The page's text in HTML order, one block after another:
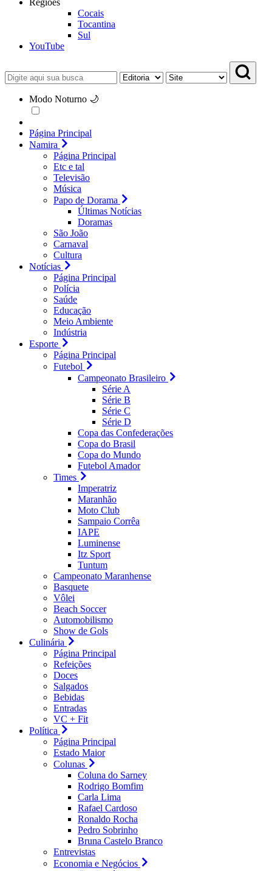
Cocais
Tocantina
Sul
YouTube
Modo Noturno 🌙
Página Principal
Namira
Página Principal
Etc e tal
Televisão
Música
Papo de Dorama
Últimas Notícias
Doramas
São João
Carnaval
Cultura
Notícias
Página Principal
Polícia
Saúde
Educação
Meio Ambiente
Indústria
Esporte
Página Principal
Futebol
Campeonato Brasileiro
Série A
Série B
Série C
Série D
Copa das Confederações
Copa do Brasil
Copa do Mundo
Futebol Amador
Times
Imperatriz
Maranhão
Moto Club
Sampaio Corrêa
IAPE
Luminense
Itz Sport
Tuntum
Campeonato Maranhense
Basquete
Vôlei
Beach Soccer
Automobilismo
Show de Gols
Culinária
Página Principal
Refeições
Doces
Salgados
Bebidas
Entradas
VC + Fit
Política
Página Principal
Estado Maior
Colunas
Coluna do Sarney
Rodrigo Bomfim
Carla Lima
Rafael Cardoso
Ronaldo Rocha
Pedro Sobrinho
Bruna Castelo Branco
Entrevistas
Economia e Negócios